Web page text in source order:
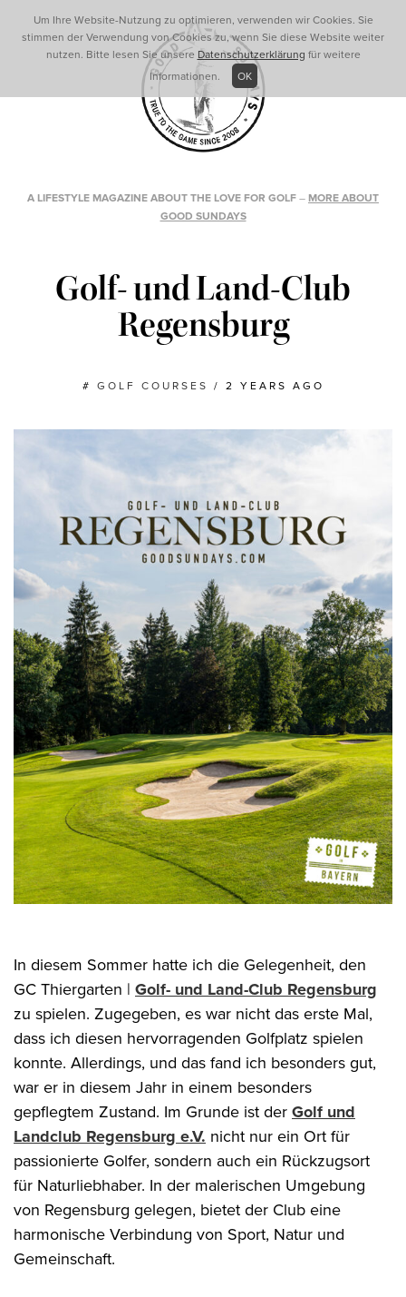
A LIFESTYLE MAGAZINE ABOUT THE LOVE FOR GOLF – MORE ABOUT
GOOD SUNDAYS
Golf- und Land-Club
Regensburg
# GOLF COURSES / 2 YEARS AGO
In diesem Sommer hatte ich die Gelegenheit, den
GC Thiergarten | Golf- und Land-Club Regensburg
zu spielen. Zugegeben, es war nicht das erste Mal,
dass ich diesen hervorragenden Golfplatz spielen
konnte. Allerdings, und das fand ich besonders gut,
war er in diesem Jahr in einem besonders
gepflegtem Zustand. Im Grunde ist der Golf und
Landclub Regensburg e.V. nicht nur ein Ort für
passionierte Golfer, sondern auch ein Rückzugsort
für Naturliebhaber. In der malerischen Umgebung
von Regensburg gelegen, bietet der Club eine
harmonische Verbindung von Sport, Natur und
Gemeinschaft.
Um Ihre Website-Nutzung zu optimieren, verwenden wir Cookies. Sie
stimmen der Verwendung von Cookies zu, wenn Sie diese Website weiter
nutzen. Bitte lesen Sie unsere Datenschutzerklärung für weitere
Informationen.
OK